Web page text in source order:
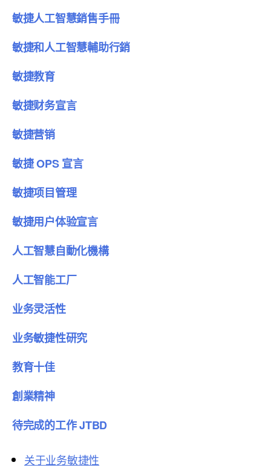
敏捷人工智慧銷售手冊
敏捷和人工智慧輔助行銷
敏捷教育
敏捷财务宣言
敏捷营销
敏捷 OPS 宣言
敏捷项目管理
敏捷用户体验宣言
人工智慧自動化機構
人工智能工厂
业务灵活性
业务敏捷性研究
教育十佳
創業精神
待完成的工作 JTBD
关于业务敏捷性